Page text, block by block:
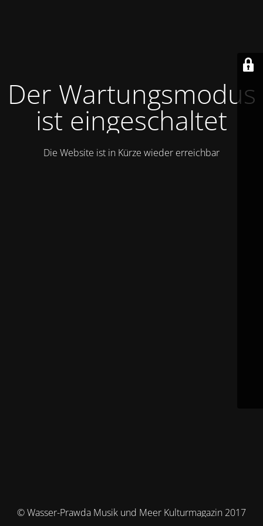
Der Wartungsmodus
ist eingeschaltet
Die Website ist in Kürze wieder erreichbar
© Wasser-Prawda Musik und Meer Kulturmagazin 2017